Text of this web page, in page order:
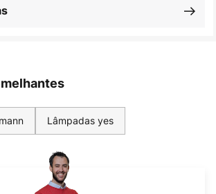
Lâmpadas yes